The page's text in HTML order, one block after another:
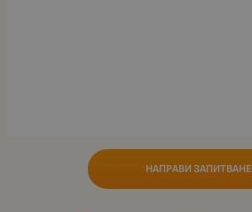
НАПРАВИ ЗАПИТВАНЕ